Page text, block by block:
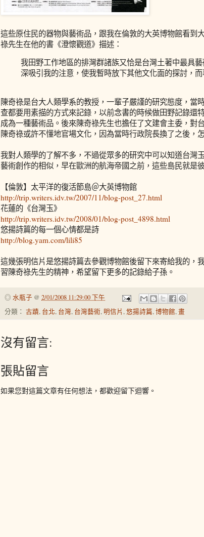
這些原住民的器物與藝術品，跟我在倫敦的大英博物館看到
祿先生在他的書《澄懷觀道》描述：
我田野工作地區的排灣群諸族又恰是台灣土著中最具
深吸引我的注意，使我暫時放下其他文化面的探討，
陳奇祿是台大人類學系的教授，一輩子嚴謹的研究態度，當
查都要用素描的方式來記錄，以前念書的時候做田野記錄還
成為一種藝術品。後來陳奇祿先生也擔任了文建會主委，對
陳奇祿或許不懂地官場文化，因為當時行政院長換了之後，
我對人類學的了解不多，不過從眾多的研究中可以知道台灣
藝術創作的相似，早在歐洲的航海帝國之前，這些島民就是
【倫敦】太平洋的復活節島＠大英博物館
http://trip.writers.idv.tw/2007/11/blog-post_27.html
花蓮的《台灣玉》
http://trip.writers.idv.tw/2008/01/blog-post_4898.html
悠揚詩篇的每一個心情都是詩
http://blog.yam.com/lili85
這幾張明信片是悠揚詩篇去參觀博物館後留下來寄給我的，
習陳奇祿先生的精神，希望留下更多的記錄給子孫。
◎ 水瓶子 @ 2/01/2008 11:29:00 下午
分類： 古蹟, 台北, 台灣, 台灣藝術, 明信片,悠揚詩篇,博物館,畫
沒有留言:
張貼留言
如果您對這篇文章有任何想法，都歡迎留下迴響。